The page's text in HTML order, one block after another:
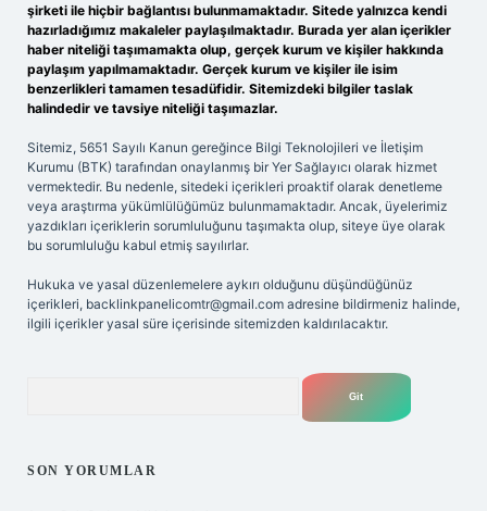
şirketi ile hiçbir bağlantısı bulunmamaktadır. Sitede yalnızca kendi
hazırladığımız makaleler paylaşılmaktadır. Burada yer alan içerikler
haber niteliği taşımamakta olup, gerçek kurum ve kişiler hakkında
paylaşım yapılmamaktadır. Gerçek kurum ve kişiler ile isim
benzerlikleri tamamen tesadüfidir. Sitemizdeki bilgiler taslak
halindedir ve tavsiye niteliği taşımazlar.
Sitemiz, 5651 Sayılı Kanun gereğince Bilgi Teknolojileri ve İletişim
Kurumu (BTK) tarafından onaylanmış bir Yer Sağlayıcı olarak hizmet
vermektedir. Bu nedenle, sitedeki içerikleri proaktif olarak denetleme
veya araştırma yükümlülüğümüz bulunmamaktadır. Ancak, üyelerimiz
yazdıkları içeriklerin sorumluluğunu taşımakta olup, siteye üye olarak
bu sorumluluğu kabul etmiş sayılırlar.
Hukuka ve yasal düzenlemelere aykırı olduğunu düşündüğünüz
içerikleri, backlinkpanelicomtr@gmail.com adresine bildirmeniz halinde,
ilgili içerikler yasal süre içerisinde sitemizden kaldırılacaktır.
SON YORUMLAR